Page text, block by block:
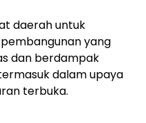
daerah untuk
yang
dan berdampak
dalam upaya
terbuka.